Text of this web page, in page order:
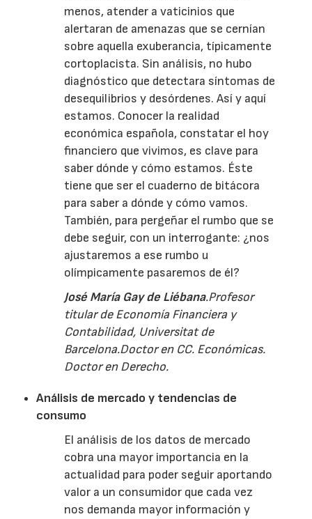
menos, atender a vaticinios que
alertaran de amenazas que se cernían
sobre aquella exuberancia, típicamente
cortoplacista. Sin análisis, no hubo
diagnóstico que detectara síntomas de
desequilibrios y desórdenes. Así y aquí
estamos. Conocer la realidad
económica española, constatar el hoy
financiero que vivimos, es clave para
saber dónde y cómo estamos. Éste
tiene que ser el cuaderno de bitácora
para saber a dónde y cómo vamos.
También, para pergeñar el rumbo que se
debe seguir, con un interrogante: ¿nos
ajustaremos a ese rumbo u
olímpicamente pasaremos de él?
José María Gay de Liébana.Profesor
titular de Economía Financiera y
Contabilidad, Universitat de
Barcelona.Doctor en CC. Económicas.
Doctor en Derecho.
Análisis de mercado y tendencias de
consumo
El análisis de los datos de mercado
cobra una mayor importancia en la
actualidad para poder seguir aportando
valor a un consumidor que cada vez
nos demanda mayor información y